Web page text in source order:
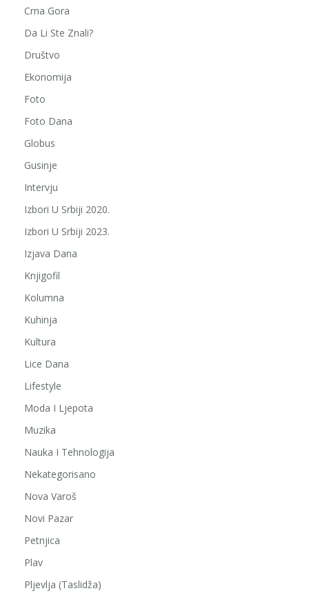
Crna Gora
Da Li Ste Znali?
Društvo
Ekonomija
Foto
Foto Dana
Globus
Gusinje
Intervju
Izbori U Srbiji 2020.
Izbori U Srbiji 2023.
Izjava Dana
Knjigofil
Kolumna
Kuhinja
Kultura
Lice Dana
Lifestyle
Moda I Ljepota
Muzika
Nauka I Tehnologija
Nekategorisano
Nova Varoš
Novi Pazar
Petnjica
Plav
Pljevlja (Taslidža)